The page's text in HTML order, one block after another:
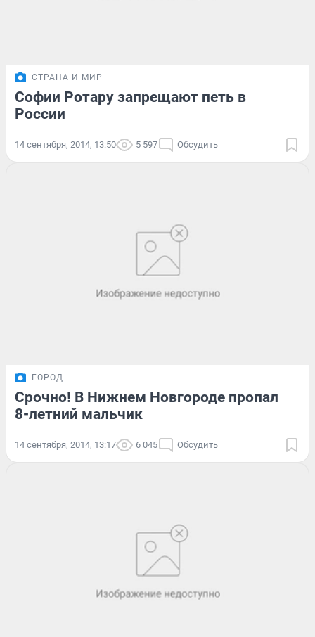
СТРАНА И МИР
Софии Ротару запрещают петь в
России
14 сентября, 2014, 13:50 5 597 Обсудить
ГОРОД
Срочно! В Нижнем Новгороде пропал
8-летний мальчик
14 сентября, 2014, 13:17 6 045 Обсудить